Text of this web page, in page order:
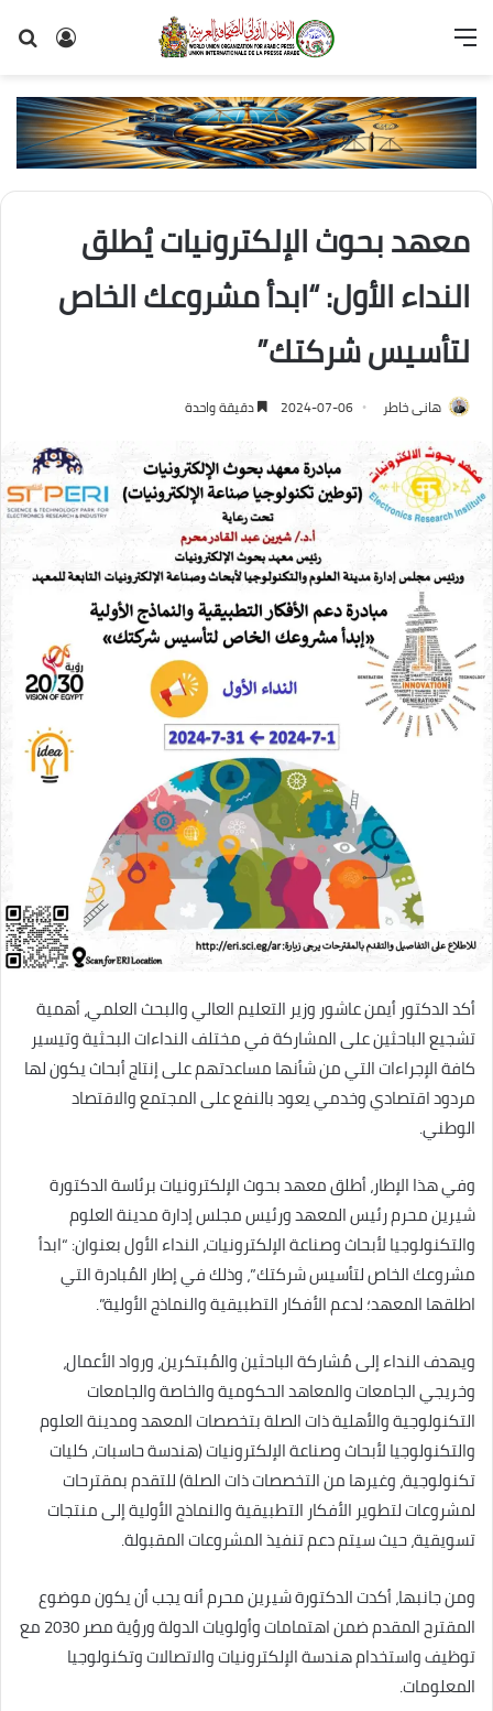
تسجيل
القائمة
معهد بحوث الإلكترونيات يُطلق
النداء الأول: “ابدأ مشروعك الخاص
لتأسيس شركتك”
هانى خاطر 2024-07-06 دقيقة واحدة
أكد الدكتور أيمن عاشور وزير التعليم العالي والبحث العلمي، أهمية
تشجيع الباحثين على المشاركة في مختلف النداءات البحثية وتيسير
كافة الإجراءات التي من شأنها مساعدتهم على إنتاج أبحاث يكون لها
مردود اقتصادي وخدمي يعود بالنفع على المجتمع والاقتصاد
الوطني.
وفي هذا الإطار، أطلق معهد بحوث الإلكترونيات برئاسة الدكتورة
شيرين محرم رئيس المعهد ورئيس مجلس إدارة مدينة العلوم
والتكنولوجيا لأبحاث وصناعة الإلكترونيات، النداء الأول بعنوان: “ابدأ
مشروعك الخاص لتأسيس شركتك”، وذلك في إطار المُبادرة التي
اطلقها المعهد؛ لدعم الأفكار التطبيقية والنماذج الأولية”.
ويهدف النداء إلى مُشاركة الباحثين والمُبتكرين، ورواد الأعمال،
وخريجي الجامعات والمعاهد الحكومية والخاصة والجامعات
التكنولوجية والأهلية ذات الصلة بتخصصات المعهد ومدينة العلوم
والتكنولوجيا لأبحاث وصناعة الإلكترونيات (هندسة حاسبات، كليات
تكنولوجية، وغيرها من التخصصات ذات الصلة) للتقدم بمقترحات
لمشروعات لتطوير الأفكار التطبيقية والنماذج الأولية إلى منتجات
تسويقية، حيث سيتم دعم تنفيذ المشروعات المقبولة.
ومن جانبها، أكدت الدكتورة شيرين محرم أنه يجب أن يكون موضوع
المقترح المقدم ضمن اهتمامات وأولويات الدولة ورؤية مصر 2030 مع
توظيف واستخدام هندسة الإلكترونيات والاتصالات وتكنولوجيا
المعلومات.